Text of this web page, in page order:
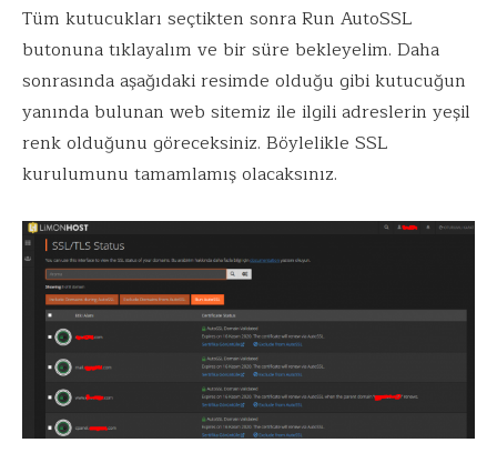
Tüm kutucukları seçtikten sonra Run AutoSSL
butonuna tıklayalım ve bir süre bekleyelim. Daha
sonrasında aşağıdaki resimde olduğu gibi kutucuğun
yanında bulunan web sitemiz ile ilgili adreslerin yeşil
renk olduğunu göreceksiniz. Böylelikle SSL
kurulumunu tamamlamış olacaksınız.